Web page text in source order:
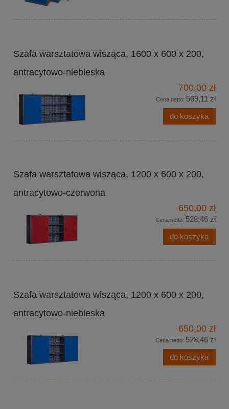
Szafa warsztatowa wisząca, 1600 x 600 x 200,
antracytowo-niebieska
700,00 zł
Cena netto: 569,11 zł
do koszyka
Szafa warsztatowa wisząca, 1200 x 600 x 200,
antracytowo-czerwona
650,00 zł
Cena netto: 528,46 zł
do koszyka
Szafa warsztatowa wisząca, 1200 x 600 x 200,
antracytowo-niebieska
650,00 zł
Cena netto: 528,46 zł
do koszyka